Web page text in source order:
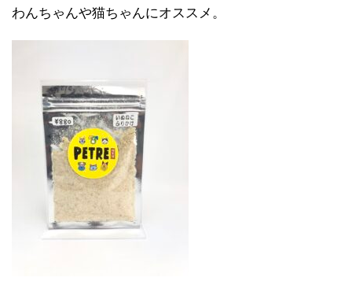
わんちゃんや猫ちゃんにオススメ。